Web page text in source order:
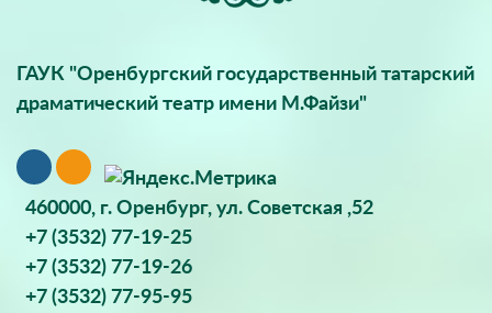
ГАУК "Оренбургский государственный татарский
драматический театр имени М.Файзи"
460000, г. Оренбург, ул. Советская ,52
+7 (3532) 77-19-25
+7 (3532) 77-19-26
+7 (3532) 77-95-95